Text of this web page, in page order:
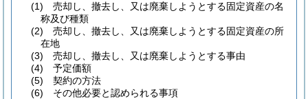
(1)
売却し、撤去し、又は廃棄しようとする固定資産の名
称及び種類
(2)
売却し、撤去し、又は廃棄しようとする固定資産の所
在地
(3)
売却し、撤去し、又は廃棄しようとする事由
(4)
予定価額
(5)
契約の方法
(6)
その他必要と認められる事項